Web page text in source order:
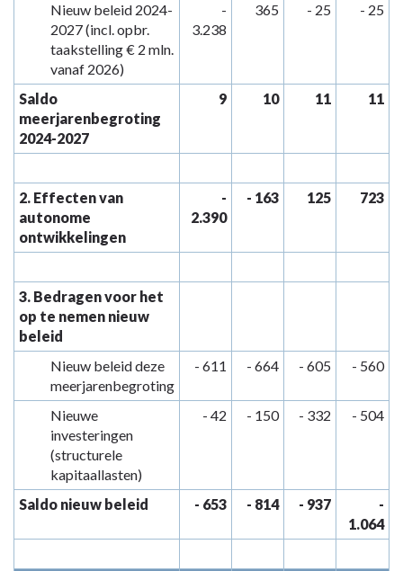
Nieuw beleid 2024-
2027 (incl. opbr.
taakstelling € 2 mln.
vanaf 2026)
-
3.238
365 - 25 - 25
Saldo
meerjarenbegroting
2024-2027
9 10 11 11
2. Effecten van
autonome
ontwikkelingen
-
2.390
- 163 125 723
3. Bedragen voor het
op te nemen nieuw
beleid
Nieuw beleid deze
meerjarenbegroting
- 611 - 664 - 605 - 560
Nieuwe
investeringen
(structurele
kapitaallasten)
- 42 - 150 - 332 - 504
Saldo nieuw beleid - 653 - 814 - 937
-
1.064